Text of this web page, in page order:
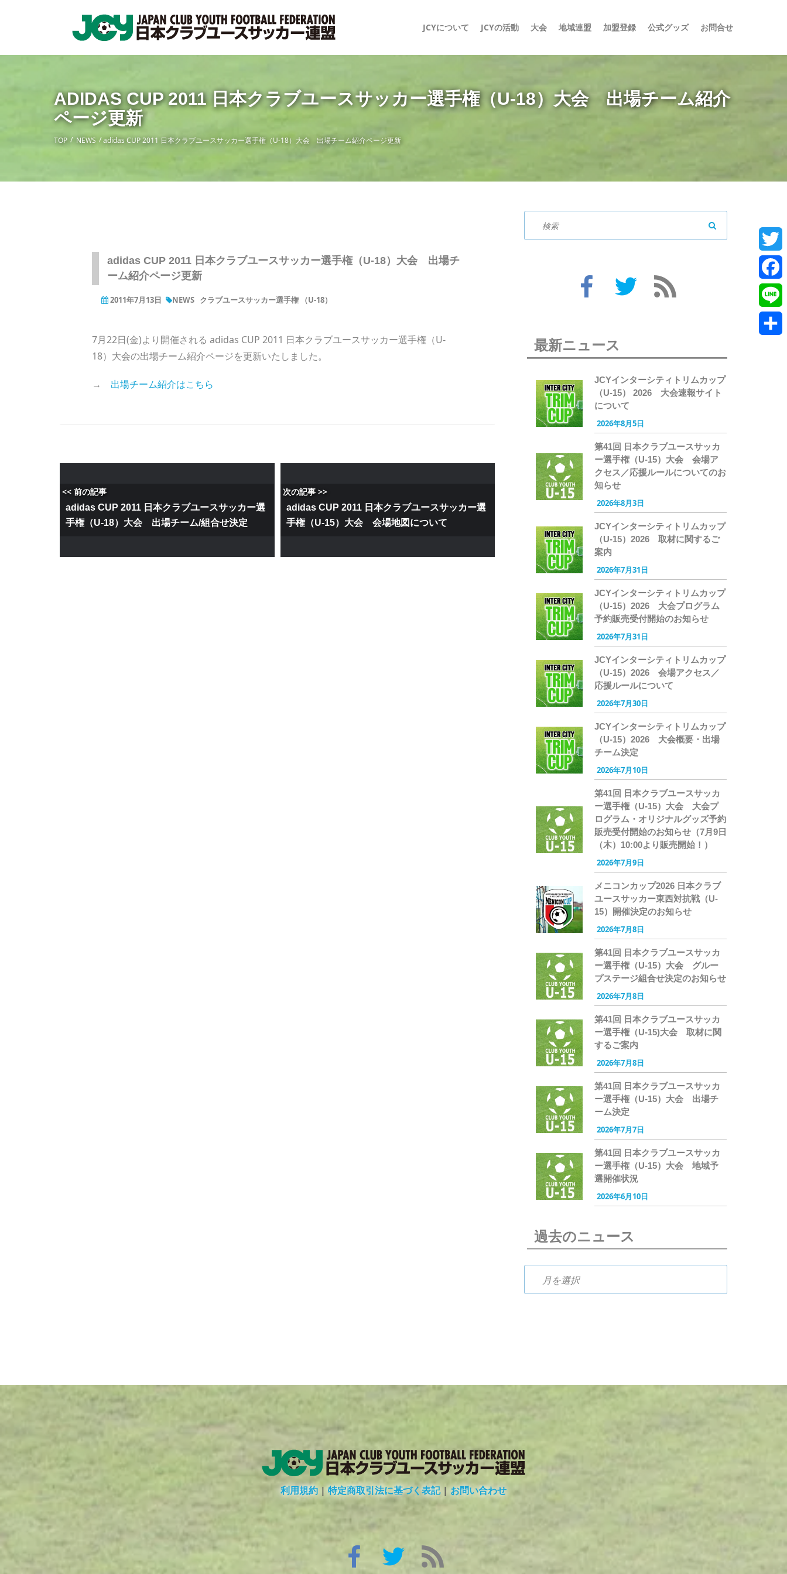
JCYについて JCYの活動 大会 地域連盟 加盟登録 公式グッズ お問合せ
ADIDAS CUP 2011 日本クラブユースサッカー選手権（U-18）大会 出場チーム紹介
ページ更新
TOP NEWS adidas CUP 2011 日本クラブユースサッカー選手権（U-18）大会 出場チーム紹介ページ更新
adidas CUP 2011 日本クラブユースサッカー選手権（U-18）大会 出場チ
ーム紹介ページ更新
2011年7月13日 NEWS クラブユースサッカー選手権 （U-18）
7月22日(金)より開催される adidas CUP 2011 日本クラブユースサッカー選手権（U-
18）大会の出場チーム紹介ページを更新いたしました。
→ 出場チーム紹介はこちら
<< 前の記事
adidas CUP 2011 日本クラブユースサッカー選
手権（U-18）大会 出場チーム/組合せ決定
次の記事 >>
adidas CUP 2011 日本クラブユースサッカー選
手権（U-15）大会 会場地図について
最新ニュース
JCYインターシティトリムカップ
（U-15） 2026 大会速報サイト
について
2026年8月5日
第41回 日本クラブユースサッカ
ー選手権（U-15）大会 会場ア
クセス／応援ルールについてのお
知らせ
2026年8月3日
JCYインターシティトリムカップ
（U-15）2026 取材に関するご
案内
2026年7月31日
JCYインターシティトリムカップ
（U-15）2026 大会プログラム
予約販売受付開始のお知らせ
2026年7月31日
JCYインターシティトリムカップ
（U-15）2026 会場アクセス／
応援ルールについて
2026年7月30日
JCYインターシティトリムカップ
（U-15）2026 大会概要・出場
チーム決定
2026年7月10日
第41回 日本クラブユースサッカ
ー選手権（U-15）大会 大会プ
ログラム・オリジナルグッズ予約
販売受付開始のお知らせ（7月9日
（木）10:00より販売開始！）
2026年7月9日
メニコンカップ2026 日本クラブ
ユースサッカー東西対抗戦（U-
15）開催決定のお知らせ
2026年7月8日
第41回 日本クラブユースサッカ
ー選手権（U-15）大会 グルー
プステージ組合せ決定のお知らせ
2026年7月8日
第41回 日本クラブユースサッカ
ー選手権（U-15)大会 取材に関
するご案内
2026年7月8日
第41回 日本クラブユースサッカ
ー選手権（U-15）大会 出場チ
ーム決定
2026年7月7日
第41回 日本クラブユースサッカ
ー選手権（U-15）大会 地域予
選開催状況
2026年6月10日
過去のニュース
利用規約 | 特定商取引法に基づく表記|お問い合わせ
Line